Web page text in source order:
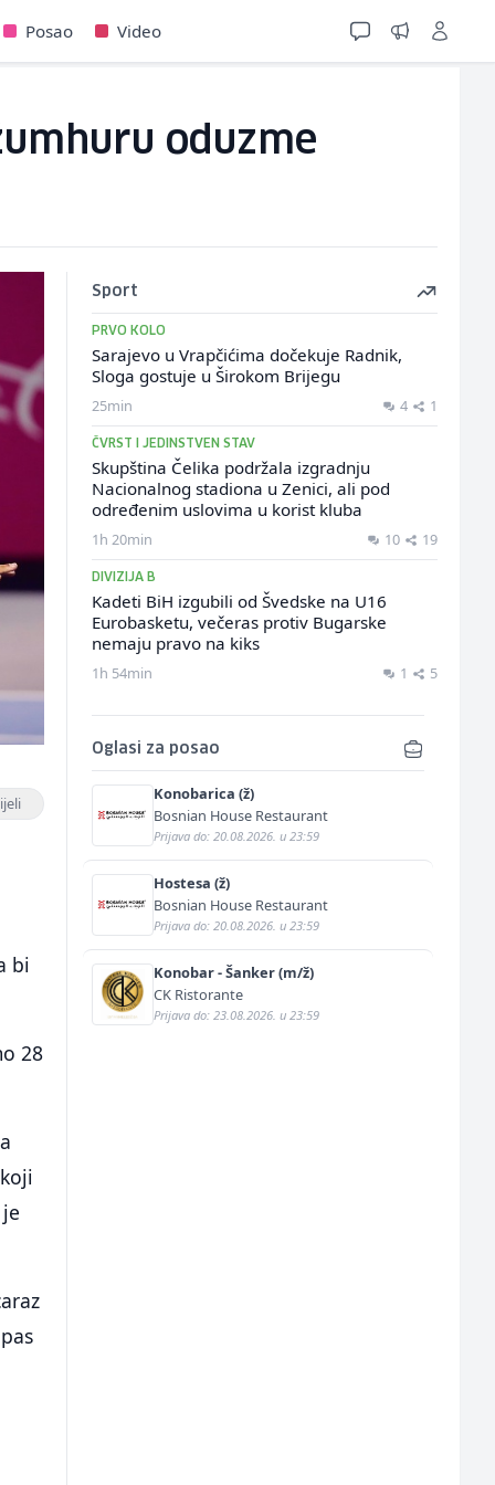
Posao Video
oduzme
bi
28
Sport
PRVO KOLO
Sarajevo u Vrapčićima dočekuje Radnik,
Sloga gostuje u Širokom Brijegu
25min 4 1
ČVRST I JEDINSTVEN STAV
Skupština Čelika podržala izgradnju
Nacionalnog stadiona u Zenici, ali pod
određenim uslovima u korist kluba
1h 20min 10 19
DIVIZIJA B
Kadeti BiH izgubili od Švedske na U16
Eurobasketu, večeras protiv Bugarske
nemaju pravo na kiks
1h 54min 1 5
Oglasi za posao
Konobarica (ž)
Bosnian House Restaurant
Prijava do: 20.08.2026. u 23:59
Hostesa (ž)
Bosnian House Restaurant
Prijava do: 20.08.2026. u 23:59
Konobar - Šanker (m/ž)
CK Ristorante
Prijava do: 23.08.2026. u 23:59